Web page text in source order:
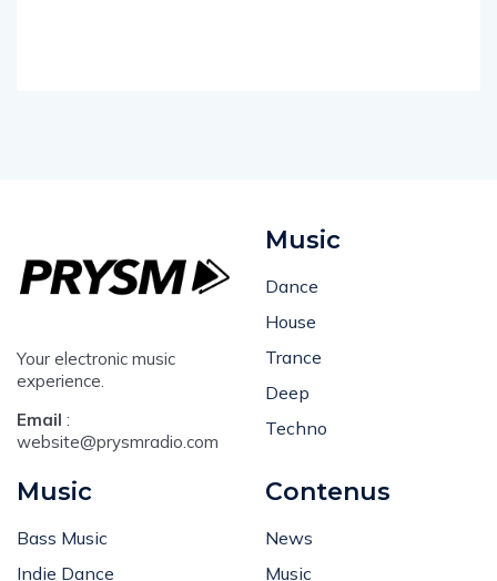
Your electronic music
experience.
Email :
website@prysmradio.com
Music
Dance
House
Trance
Deep
Techno
Music
Bass Music
Indie Dance
Contenus
News
Music